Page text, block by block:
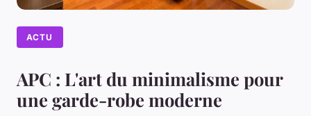
ACTU
APC : L'art du minimalisme pour
une garde-robe moderne